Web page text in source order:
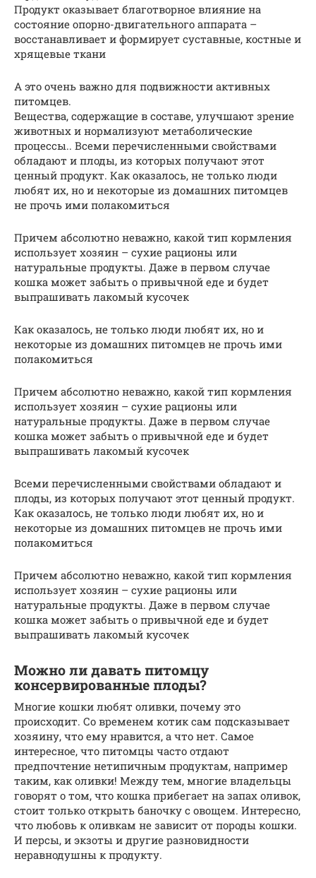
Продукт оказывает благотворное влияние на
состояние опорно-двигательного аппарата –
восстанавливает и формирует суставные, костные и
хрящевые ткани
А это очень важно для подвижности активных
питомцев.
Вещества, содержащие в составе, улучшают зрение
животных и нормализуют метаболические
процессы.. Всеми перечисленными свойствами
обладают и плоды, из которых получают этот
ценный продукт. Как оказалось, не только люди
любят их, но и некоторые из домашних питомцев
не прочь ими полакомиться
Причем абсолютно неважно, какой тип кормления
использует хозяин – сухие рационы или
натуральные продукты. Даже в первом случае
кошка может забыть о привычной еде и будет
выпрашивать лакомый кусочек
Как оказалось, не только люди любят их, но и
некоторые из домашних питомцев не прочь ими
полакомиться
Причем абсолютно неважно, какой тип кормления
использует хозяин – сухие рационы или
натуральные продукты. Даже в первом случае
кошка может забыть о привычной еде и будет
выпрашивать лакомый кусочек
Всеми перечисленными свойствами обладают и
плоды, из которых получают этот ценный продукт.
Как оказалось, не только люди любят их, но и
некоторые из домашних питомцев не прочь ими
полакомиться
Причем абсолютно неважно, какой тип кормления
использует хозяин – сухие рационы или
натуральные продукты. Даже в первом случае
кошка может забыть о привычной еде и будет
выпрашивать лакомый кусочек
Можно ли давать питомцу
консервированные плоды?
Многие кошки любят оливки, почему это
происходит. Со временем котик сам подсказывает
хозяину, что ему нравится, а что нет. Самое
интересное, что питомцы часто отдают
предпочтение нетипичным продуктам, например
таким, как оливки! Между тем, многие владельцы
говорят о том, что кошка прибегает на запах оливок,
стоит только открыть баночку с овощем. Интересно,
что любовь к оливкам не зависит от породы кошки.
И персы, и экзоты и другие разновидности
неравнодушны к продукту.